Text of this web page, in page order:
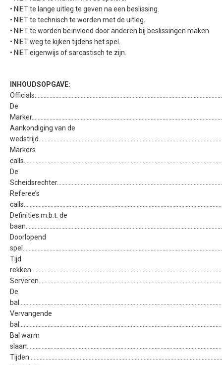
• NIET te lange uitleg te geven na een beslissing.
• NIET te technisch te worden met de uitleg.
• NIET te worden beïnvloed door anderen bij beslissingen maken.
• NIET weg te kijken tijdens het spel.
• NIET eigenwijs of sarcastisch te zijn.
INHOUDSOPGAVE:
De
Aankondiging van de
Markers
De
Referee’s
Definities m.b.t. de
Doorlopend
Tijd
De
Vervangende
Bal warm